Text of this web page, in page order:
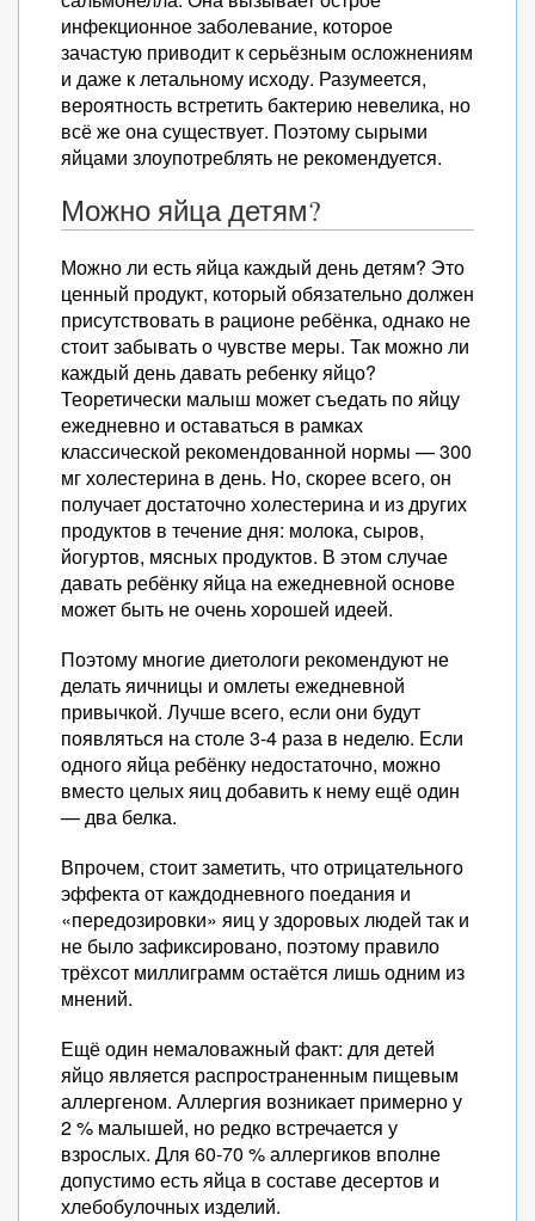
инфекционное заболевание, которое
зачастую приводит к серьёзным осложнениям
и даже к летальному исходу. Разумеется,
вероятность встретить бактерию невелика, но
всё же она существует. Поэтому сырыми
яйцами злоупотреблять не рекомендуется.
Можно яйца детям?
Можно ли есть яйца каждый день детям? Это
ценный продукт, который обязательно должен
присутствовать в рационе ребёнка, однако не
стоит забывать о чувстве меры. Так можно ли
каждый день давать ребенку яйцо?
Теоретически малыш может съедать по яйцу
ежедневно и оставаться в рамках
классической рекомендованной нормы — 300
мг холестерина в день. Но, скорее всего, он
получает достаточно холестерина и из других
продуктов в течение дня: молока, сыров,
йогуртов, мясных продуктов. В этом случае
давать ребёнку яйца на ежедневной основе
может быть не очень хорошей идеей.
Поэтому многие диетологи рекомендуют не
делать яичницы и омлеты ежедневной
привычкой. Лучше всего, если они будут
появляться на столе 3-4 раза в неделю. Если
одного яйца ребёнку недостаточно, можно
вместо целых яиц добавить к нему ещё один
— два белка.
Впрочем, стоит заметить, что отрицательного
эффекта от каждодневного поедания и
«передозировки» яиц у здоровых людей так и
не было зафиксировано, поэтому правило
трёхсот миллиграмм остаётся лишь одним из
мнений.
Ещё один немаловажный факт: для детей
яйцо является распространенным пищевым
аллергеном. Аллергия возникает примерно у
2 % малышей, но редко встречается у
взрослых. Для 60-70 % аллергиков вполне
допустимо есть яйца в составе десертов и
хлебобулочных изделий.